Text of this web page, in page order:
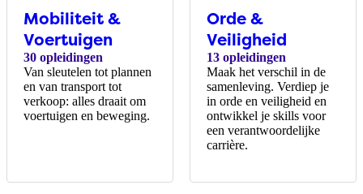
Mobiliteit &
Voertuigen
30 opleidingen
Van sleutelen tot plannen
en van transport tot
verkoop: alles draait om
voertuigen en beweging.
Orde &
Veiligheid
13 opleidingen
Maak het verschil in de
samenleving. Verdiep je
in orde en veiligheid en
ontwikkel je skills voor
een verantwoordelijke
carrière.